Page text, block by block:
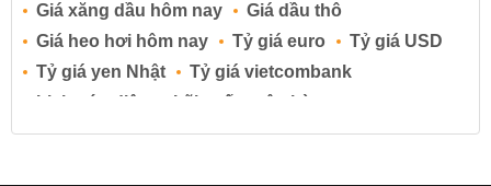
Giá xăng dầu hôm nay
Giá dầu thô
Giá heo hơi hôm nay
Tỷ giá euro
Tỷ giá USD
Tỷ giá yen Nhật
Tỷ giá vietcombank
Lịch cúp điện
Lãi suất ngân hàng
Lãi suất tiết kiệm
Lãi suất tiền gửi